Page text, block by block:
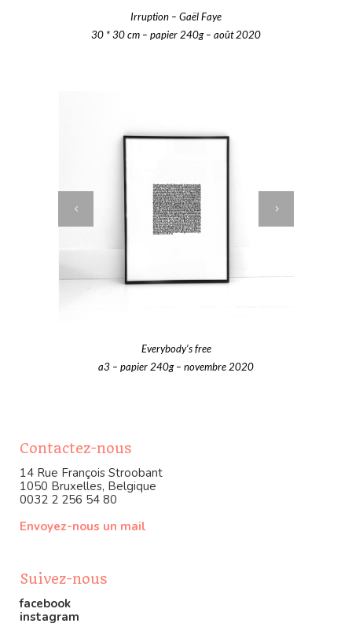
Irruption – Gaël Faye
30 * 30 cm – papier 240g – août 2020
Everybody’s free
a3 – papier 240g – novembre 2020
Contactez-nous
14 Rue François Stroobant
1050 Bruxelles, Belgique
0032 2 256 54 80
Envoyez-nous un mail
Suivez-nous
facebook
instagram